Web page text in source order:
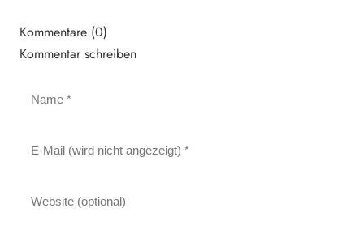
Kommentare (0)
Kommentar schreiben